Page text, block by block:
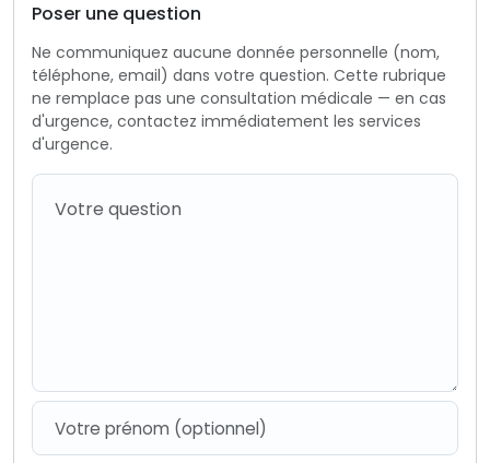
Poser une question
Ne communiquez aucune donnée personnelle (nom,
téléphone, email) dans votre question. Cette rubrique
ne remplace pas une consultation médicale — en cas
d'urgence, contactez immédiatement les services
d'urgence.